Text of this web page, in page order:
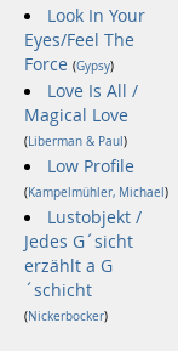
Look In Your
Eyes/Feel The
Force (Gypsy)
Love Is All /
Magical Love
(Liberman & Paul)
Low Profile
(Kampelmühler, Michael)
Lustobjekt /
Jedes G´sicht
erzählt a G
´schicht
(Nickerbocker)